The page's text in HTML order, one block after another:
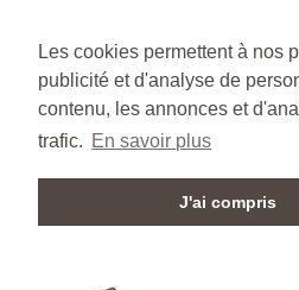
Les cookies permettent à nos
publicité et d'analyse de
contenu, les annonces et
trafic. En savoir plus
J'ai compris